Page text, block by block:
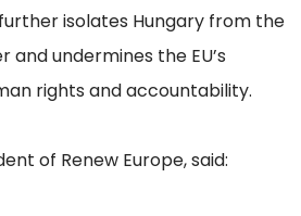
isolates Hungary from the
and undermines the EU’s
rights and accountability.
of Renew Europe, said: